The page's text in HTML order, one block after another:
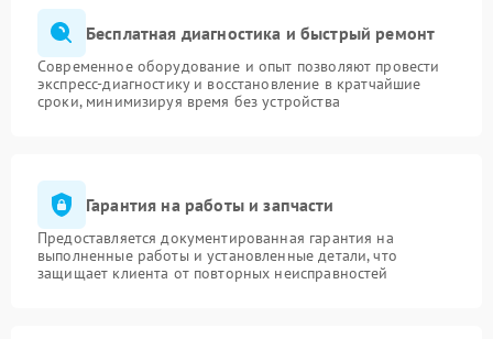
Бесплатная диагностика и быстрый ремонт
Современное оборудование и опыт позволяют провести
экспресс-диагностику и восстановление в кратчайшие
сроки, минимизируя время без устройства
Гарантия на работы и запчасти
Предоставляется документированная гарантия на
выполненные работы и установленные детали, что
защищает клиента от повторных неисправностей